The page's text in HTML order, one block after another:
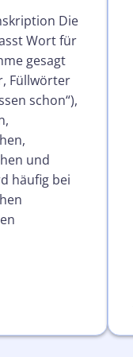
Die
Wort für
gesagt
Füllwörter
schon“),
und
häufig bei